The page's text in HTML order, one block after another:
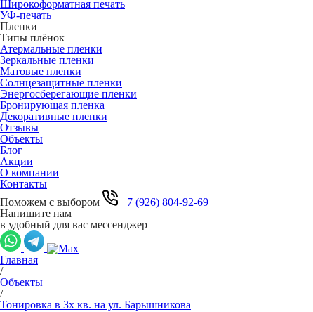
Широкоформатная печать
УФ-печать
Пленки
Типы плёнок
Атермальные пленки
Зеркальные пленки
Матовые пленки
Солнцезащитные пленки
Энергосберегающие пленки
Бронирующая пленка
Декоративные пленки
Отзывы
Объекты
Блог
Акции
О компании
Контакты
Поможем с выбором
+7 (926) 804-92-69
Напишите нам
в удобный для вас мессенджер
Главная
/
Объекты
/
Тонировка в 3х кв. на ул. Барышникова